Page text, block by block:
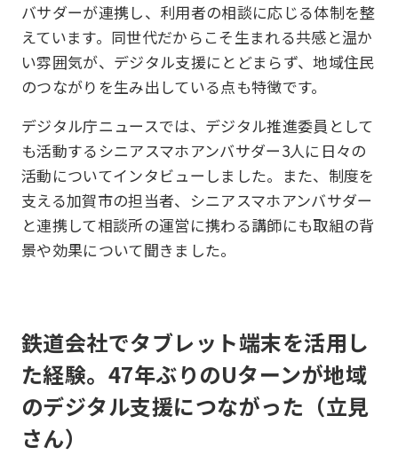
バサダーが連携し、利用者の相談に応じる体制を整
えています。同世代だからこそ生まれる共感と温か
い雰囲気が、デジタル支援にとどまらず、地域住民
のつながりを生み出している点も特徴です。
デジタル庁ニュースでは、デジタル推進委員として
も活動するシニアスマホアンバサダー3人に日々の
活動についてインタビューしました。また、制度を
支える加賀市の担当者、シニアスマホアンバサダー
と連携して相談所の運営に携わる講師にも取組の背
景や効果について聞きました。
鉄道会社でタブレット端末を活用し
た経験。47年ぶりのUターンが地域
のデジタル支援につながった（立見
さん）